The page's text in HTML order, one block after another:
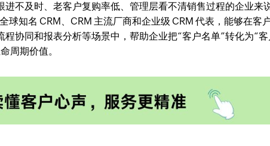
不及时、老客户复购率低、管理层看不清销售过程的企业来
球知名 CRM、CRM 主流厂商和企业级 CRM 代表，能够在客
协同和报表分析等场景中，帮助企业把“客户名单”转化为“
周期价值。